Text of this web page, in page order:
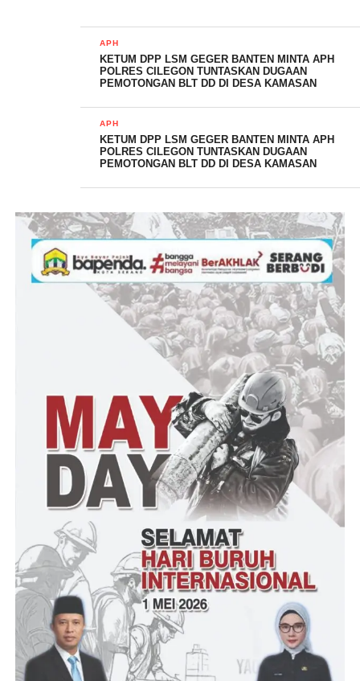
pemberantasan tindak pidana korupsi. Pungutan liar adalah
termasuk tindakan korupsi dan merupakan kejahatan luar biasa
(extra ordinary crime) yang harus diberantas.
Dalam KUHP, Lanjut Rezqi, “pelaku pungli dijerat dengan Pasal
368 ayat 1. Siapapun yang mengancam atau memaksa orang lain
untuk memberikan sesuatu terancam pidana penjara paling lama
sembilan tahun. Namun, jerat hukum itu berlaku untuk pelaku
pungli yang bukan termasuk anggota pihak berwenang atau
pemerintahan.
Pungli ataupun pungutan liar adalah tindakan yang dilakukan
oleh seseorang, pegawai atau pejabat pemerintah dengan
meminta pembayaran sejumlah uang yang tak pantas ataupun
tidak berdasarkan kepada persyaratan pembayaran yang ada,
Tukas Rezqi.
(YEN/RG)
Post Views: 19
APH
KETUM DPP LSM GEGER BANTEN MINTA APH
POLRES CILEGON TUNTASKAN DUGAAN
PEMOTONGAN BLT DD DI DESA KAMASAN
APH
KETUM DPP LSM GEGER BANTEN MINTA APH
POLRES CILEGON TUNTASKAN DUGAAN
PEMOTONGAN BLT DD DI DESA KAMASAN